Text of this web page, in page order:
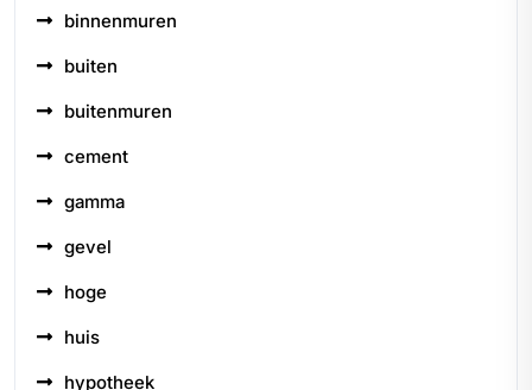
binnenmuren
buiten
buitenmuren
cement
gamma
gevel
hoge
huis
hypotheek